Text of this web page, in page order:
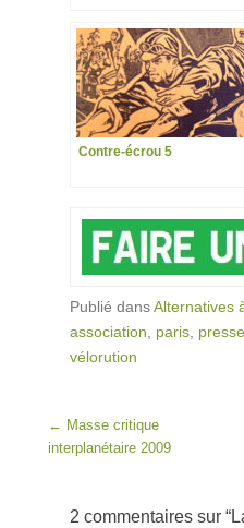
Contre-écrou 5
Publié dansAlternatives
association, paris, presse
vélorution
Post navigation
← Masse critique
interplanétaire 2009
2 commentaires sur “